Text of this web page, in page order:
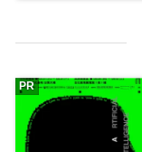
PR